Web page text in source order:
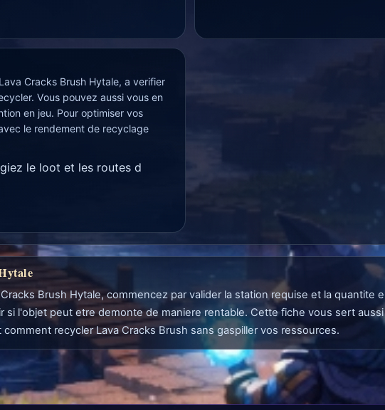
Cracks Brush Hytale, a verifier
Vous pouvez aussi vous en
en jeu. Pour optimiser vos
le rendement de recyclage
le loot et les routes d
Brush Hytale, commencez par valider la station requise et la quantite
si l'objet peut etre demonte de maniere rentable. Cette fiche vous sert
recycler Lava Cracks Brush sans gaspiller vos ressources.